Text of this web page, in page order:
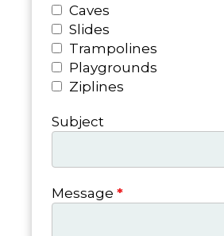
Caves
Slides
Trampolines
Playgrounds
Ziplines
Subject
Message *